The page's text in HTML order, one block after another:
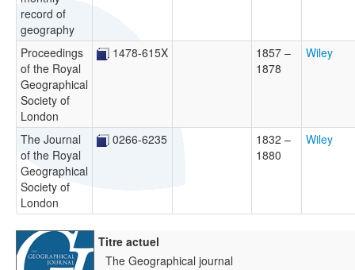
record of
geography
Proceedings
of the Royal
Geographical
Society of
London
1478-615X
1857 –
1878
Wiley
The Journal
of the Royal
Geographical
Society of
London
0266-6235
1832 –
1880
Wiley
Titre actuel
The Geographical journal